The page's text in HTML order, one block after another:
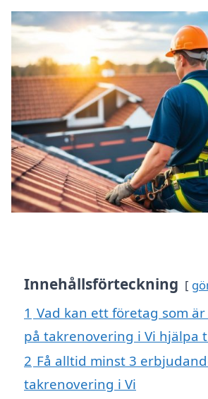
Innehållsförteckning
1 Vad kan ett företag som
på takrenovering i Vi hjälpa
2 Få alltid minst 3
takrenovering i Vi